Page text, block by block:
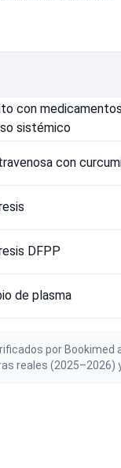
con
sistémico
con
DFPP
de plasma
por
reales (2025–2026)